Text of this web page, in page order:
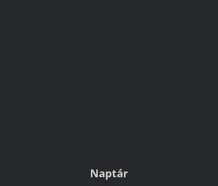
Naptár